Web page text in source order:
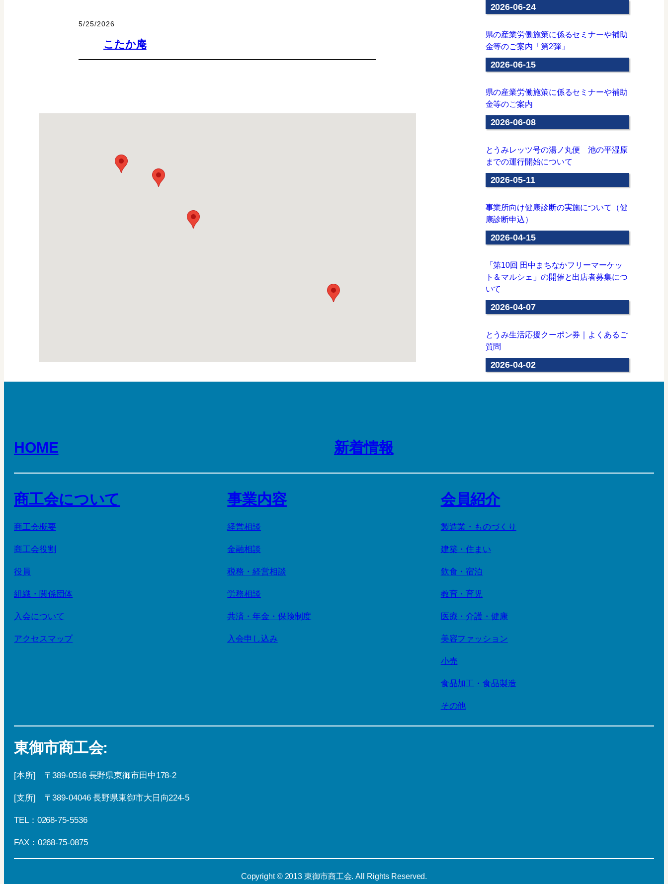
5/25/2026
こたか庵
2026-06-24
県の産業労働施策に係るセミナーや補助
金等のご案内「第2弾」
2026-06-15
県の産業労働施策に係るセミナーや補助
金等のご案内
2026-06-08
とうみレッツ号の湯ノ丸便 池の平湿原
までの運行開始について
2026-05-11
事業所向け健康診断の実施について（健
康診断申込）
2026-04-15
「第10回 田中まちなかフリーマーケッ
ト＆マルシェ」の開催と出店者募集につ
いて
2026-04-07
とうみ生活応援クーポン券｜よくあるご
質問
2026-04-02
HOME 新着情報
商工会について
商工会概要
商工会役割
役員
組織・関係団体
入会について
アクセスマップ
事業内容
経営相談
金融相談
税務・経営相談
労務相談
共済・年金・保険制度
入会申し込み
会員紹介
製造業・ものづくり
建築・住まい
飲食・宿泊
教育・育児
医療・介護・健康
美容ファッション
小売
食品加工・食品製造
その他
東御市商工会:
[本所] 〒389-0516 長野県東御市田中178-2
[支所] 〒389-04046 長野県東御市大日向224-5
TEL：0268-75-5536
FAX：0268-75-0875
Copyright © 2013 東御市商工会. All Rights Reserved.